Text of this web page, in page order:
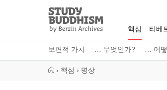
Study
Buddhism
Home
핵심
보편적 가치 … 무엇인가? … 어
티베
› 핵심 › 명상